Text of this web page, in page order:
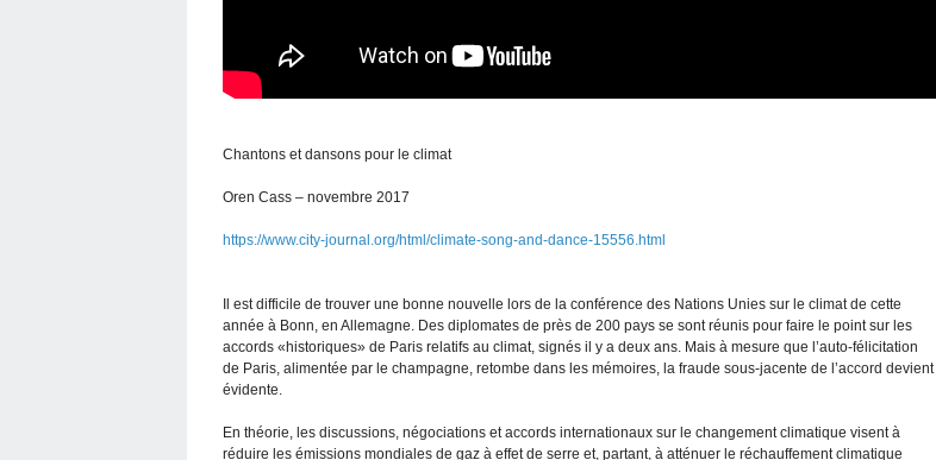
Chantons et dansons pour le climat
Oren Cass – novembre 2017
https://www.city-journal.org/html/climate-song-and-dance-15556.html
Il est difficile de trouver une bonne nouvelle lors de la conférence des Nations Unies sur le climat de cette
année à Bonn, en Allemagne. Des diplomates de près de 200 pays se sont réunis pour faire le point sur les
accords «historiques» de Paris relatifs au climat, signés il y a deux ans. Mais à mesure que l’auto-félicitation
de Paris, alimentée par le champagne, retombe dans les mémoires, la fraude sous-jacente de l’accord devient
évidente.
En théorie, les discussions, négociations et accords internationaux sur le changement climatique visent à
réduire les émissions mondiales de gaz à effet de serre et, partant, à atténuer le réchauffement climatique